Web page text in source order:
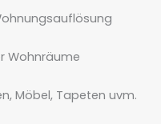
Wohnräume
Möbel, Tapeten uvm.